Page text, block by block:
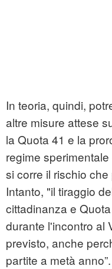
In teoria, quindi,
altre misure attese
la Quota 41 e la
regime
si corre il rischio
Intanto, "il tiraggio
cittadinanza e
durante l'incontro al
previsto, anche
partite a metà anno”.